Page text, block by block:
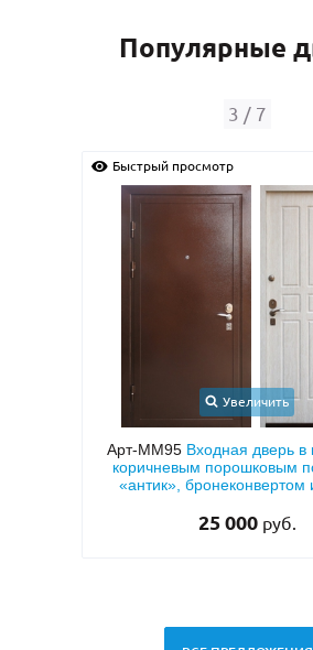
Популярные
4 / 7
Быстрый просмотр
Увеличить
Входная дверь в квартиру с
коричневым порошковым покрытием
«антик», бронеконвертом и МДФ (с